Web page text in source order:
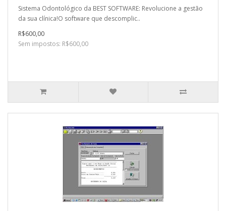
Sistema Odontológico da BEST SOFTWARE: Revolucione a gestão
da sua clínica!O software que descomplic..
R$600,00
Sem impostos: R$600,00